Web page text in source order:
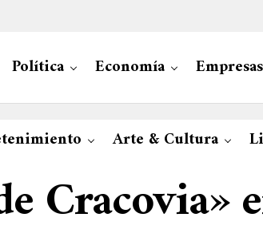
Política Economía Empresas
Arte & Cultura
Cracovia»